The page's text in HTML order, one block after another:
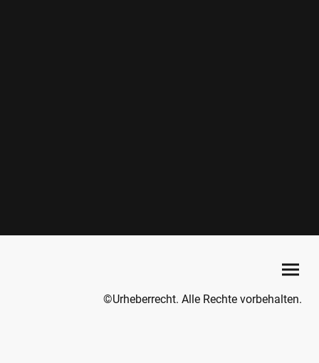
©Urheberrecht. Alle Rechte vorbehalten.